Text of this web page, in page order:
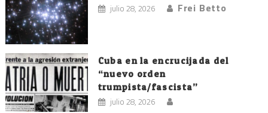
julio 28, 2026 Frei Betto
Cuba en la encrucijada del
“nuevo orden
trumpista/fascista”
julio 28, 2026